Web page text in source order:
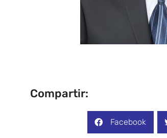
Compartir:
Facebook